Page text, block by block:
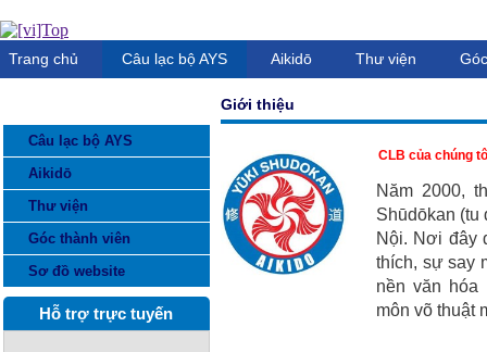
Trang chủ Câu lạc bộ AYS Aikidō Thư viện
Câu lạc bộ AYS
Aikidō
Thư viện
Góc thành viên
Sơ đồ website
Hỗ trợ trực tuyến
Giới thiệu
CLB của chúng
Năm 2000,
Shūdōkan (tu
Nội. Nơi đây
thích, sự say
nền văn hóa
môn võ thuật